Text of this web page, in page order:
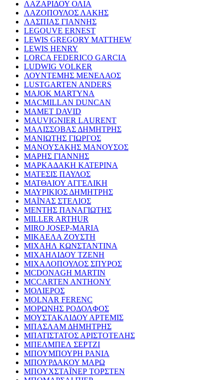
ΛΑΖΑΡΙΔΟΥ ΟΛΙΑ
ΛΑΖΟΠΟΥΛΟΣ ΛΑΚΗΣ
ΛΑΣΠΙΑΣ ΓΙΑΝΝΗΣ
LEGOUVE ERNEST
LEWIS GREGORY MATTHEW
LEWIS HENRY
LORCA FEDERICO GARCIA
LUDWIG VOLKER
ΛΟΥΝΤΕΜΗΣ ΜΕΝΕΛΑΟΣ
LUSTGARTEN ANDERS
MAJOK MARTYNA
MACMILLAN DUNCAN
MAMET DAVID
MAUVIGNIER LAURENT
ΜΑΛΙΣΣΟΒΑΣ ΔΗΜΗΤΡΗΣ
ΜΑΝΙΩΤΗΣ ΓΙΩΡΓΟΣ
ΜΑΝΟΥΣΑΚΗΣ ΜΑΝΟΥΣΟΣ
ΜΑΡΗΣ ΓΙΑΝΝΗΣ
ΜΑΡΚΑΔΑΚΗ ΚΑΤΕΡΙΝΑ
ΜΑΤΕΣΙΣ ΠΑΥΛΟΣ
ΜΑΤΘΑΙΟΥ ΑΓΓΕΛΙΚΗ
ΜΑΥΡΙΚΙΟΣ ΔΗΜΗΤΡΗΣ
ΜΑΪΝΑΣ ΣΤΕΛΙΟΣ
ΜΕΝΤΗΣ ΠΑΝΑΓΙΩΤΗΣ
MILLER ARTHUR
MIRO JOSEP-MARIA
ΜΙΚΑΕΛΑ ΖΟΥΣΤΗ
ΜΙΧΑΗΛ ΚΩΝΣΤΑΝΤΙΝΑ
ΜΙΧΑΗΛΙΔΟΥ ΤΖΕΝΗ
ΜΙΧΑΛΟΠΟΥΛΟΣ ΣΠΥΡΟΣ
MCDONAGH MARTIN
MCCARTEN ANTHONY
ΜΟΛΙΕΡΟΣ
MOLNAR FERENC
ΜΟΡΩΝΗΣ ΡΟΔΟΛΦΟΣ
ΜΟΥΣΤΑΚΛΙΔΟΥ ΑΡΤΕΜΙΣ
ΜΠΑΣΛΑΜ ΔΗΜΗΤΡΗΣ
ΜΠΑΤΙΣΤΑΤΟΣ ΑΡΙΣΤΟΤΕΛΗΣ
ΜΠΕΛΜΠΕΛ ΣΕΡΤΖΙ
ΜΠΟΥΜΠΟΥΡΗ ΡΑΝΙΑ
ΜΠΟΥΡΔΑΚΟΥ ΜΑΡΩ
ΜΠΟΥΧΣΤΑΪΝΕΡ ΤΟΡΣΤΕΝ